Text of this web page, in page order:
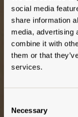
social media
share information
media, advertising
combine it with
them or that
services.
Selection
Necessary